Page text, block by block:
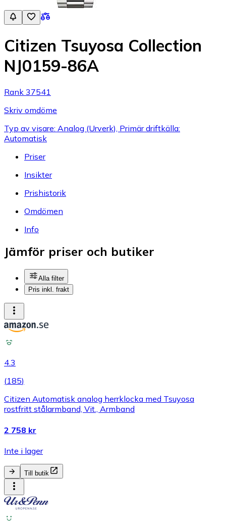
Citizen Tsuyosa Collection
NJ0159-86A
Rank 37541
Skriv omdöme
Typ av visare: Analog (Urverk), Primär driftkälla:
Automatisk
Priser
Insikter
Prishistorik
Omdömen
Info
Jämför priser och butiker
Alla filter
Pris inkl. frakt
4.3
(185)
Citizen Automatisk analog herrklocka med Tsuyosa
rostfritt stålarmband, Vit., Armband
2 758 kr
Inte i lager
Till butik